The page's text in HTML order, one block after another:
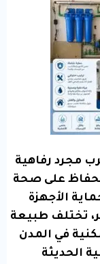
مجرد رفاهية
على صحة
الأجهزة
تختلف طبيعة
في المدن
الحديثة